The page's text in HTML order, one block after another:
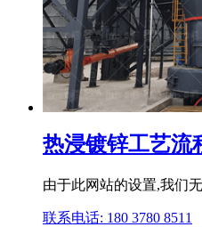
热浸镀锌工艺流
由于此网站的设置,我们
联系电话: 180 3780 8511